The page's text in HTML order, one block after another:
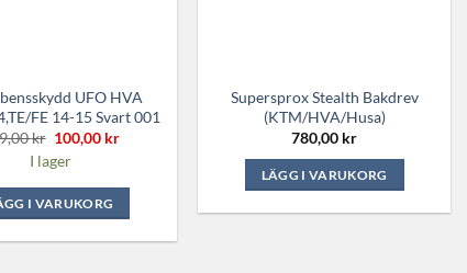
UFO HVA
FE 14-15 Svart 001
kr Det
ursprungliga
priset
389,00 kr.
100,00 krDet
I lager
I VARUKORG
Supersprox Stealth Bakdrev
(KTM/HVA/Husa)
780,00 kr
LÄGG I VARUKORG